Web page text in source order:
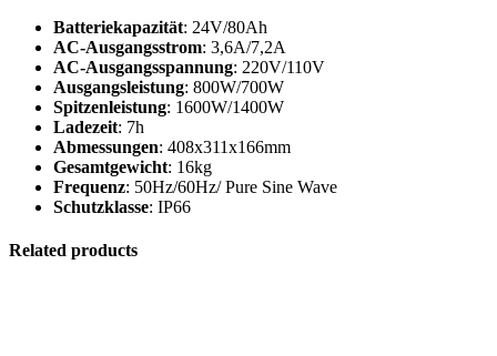
Batteriekapazität: 24V/80Ah
AC-Ausgangsstrom: 3,6A/7,2A
AC-Ausgangsspannung: 220V/110V
Ausgangsleistung: 800W/700W
Spitzenleistung: 1600W/1400W
Ladezeit: 7h
Abmessungen: 408x311x166mm
Gesamtgewicht: 16kg
Frequenz: 50Hz/60Hz/ Pure Sine Wave
Schutzklasse: IP66
Related products